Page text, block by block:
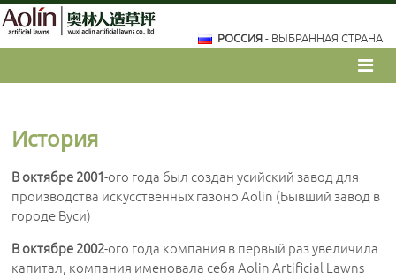
РОССИЯ - ВЫБРАННАЯ СТРАНА
История
В октябре 2001-ого года был создан усийский завод для
производства искусственных газоно Aolin (Бывший завод в
городе Вуси)
В октябре 2002-ого года компания в первый раз увеличила
капитал, компания именовала себя Aolin Artificial Lawns